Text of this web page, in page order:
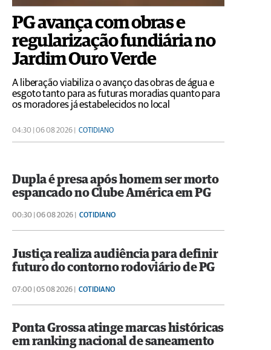
PG avança com obras e
regularização fundiária no
Jardim Ouro Verde
A liberação viabiliza o avanço das obras de água e
esgoto tanto para as futuras moradias quanto para
os moradores já estabelecidos no local
04:30 | 06 08 2026 | COTIDIANO
Dupla é presa após homem ser morto
espancado no Clube América em PG
00:30 | 06 08 2026 | COTIDIANO
Justiça realiza audiência para definir
futuro do contorno rodoviário de PG
07:00 | 05 08 2026 | COTIDIANO
Ponta Grossa atinge marcas históricas
em ranking nacional de saneamento